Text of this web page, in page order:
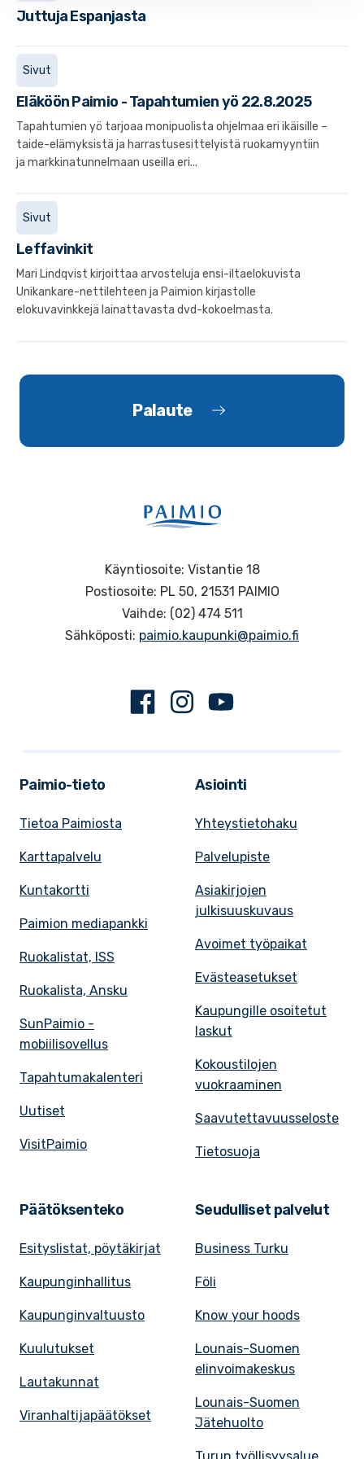
Juttuja Espanjasta
Sivut
Eläköön Paimio - Tapahtumien yö 22.8.2025
Tapahtumien yö tarjoaa monipuolista ohjelmaa eri ikäisille –
taide-elämyksistä ja harrastusesittelyistä ruokamyyntiin
ja markkinatunnelmaan useilla eri...
Sivut
Leffavinkit
Mari Lindqvist kirjoittaa arvosteluja ensi-iltaelokuvista
Unikankare-nettilehteen ja Paimion kirjastolle
elokuvavinkkejä lainattavasta dvd-kokoelmasta.
Palaute
Käyntiosoite: Vistantie 18
Postiosoite: PL 50, 21531 PAIMIO
Vaihde: (02) 474 511
Sähköposti: paimio.kaupunki@paimio.fi
FacebookInstagram
Paimio-tieto
Tietoa Paimiosta
Karttapalvelu
Kuntakortti
Paimion mediapankki
Ruokalistat, ISS
Ruokalista, Ansku
SunPaimio -
mobiilisovellus
Tapahtumakalenteri
Uutiset
VisitPaimio
Asiointi
Yhteystietohaku
Palvelupiste
Asiakirjojen
julkisuuskuvaus
Avoimet työpaikat
Evästeasetukset
Kaupungille osoitetut
laskut
Kokoustilojen
vuokraaminen
Saavutettavuusseloste
Tietosuoja
Päätöksenteko
Esityslistat, pöytäkirjat
Kaupunginhallitus
Kaupunginvaltuusto
Kuulutukset
Lautakunnat
Viranhaltijapäätökset
Seudulliset palvelut
Business Turku
Föli
Know your hoods
Lounais-Suomen
elinvoimakeskus
Lounais-Suomen
Jätehuolto